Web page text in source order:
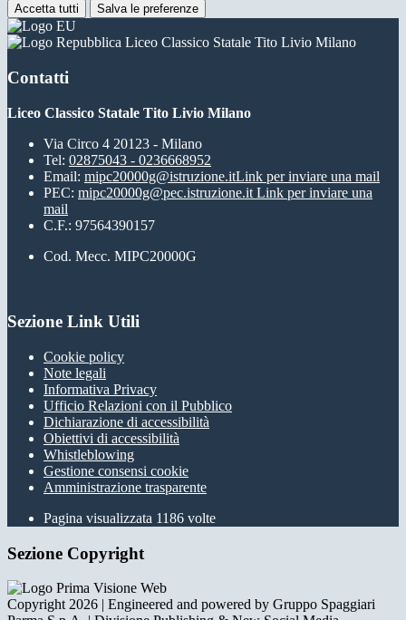
Accetta tutti Salva le preferenze
Liceo Classico Statale Tito Livio Milano
Contatti
Liceo Classico Statale Tito Livio Milano
Via Circo 4 20123 - Milano
Tel: 02875043 - 0236668952
Email: mipc20000g@istruzione.itLink per inviare una mail
PEC: mipc20000g@pec.istruzione.it Link per inviare una
mail
C.F.: 97564390157
Cod. Mecc. MIPC20000G
Sezione Link Utili
Cookie policy
Note legali
Informativa Privacy
Ufficio Relazioni con il Pubblico
Dichiarazione di accessibilità
Obiettivi di accessibilità
Whistleblowing
Gestione consensi cookie
Amministrazione trasparente
Pagina visualizzata 1186 volte
Sezione Copyright
Copyright 2026 | Engineered and powered by Gruppo Spaggiari